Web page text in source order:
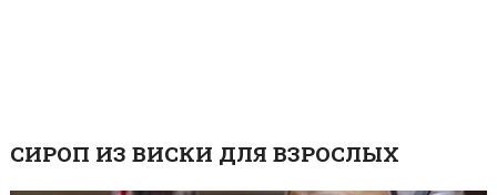
СИРОП ИЗ ВИСКИ ДЛЯ ВЗРОСЛЫХ